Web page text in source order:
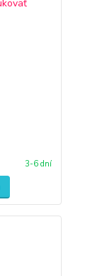
3-6 dní